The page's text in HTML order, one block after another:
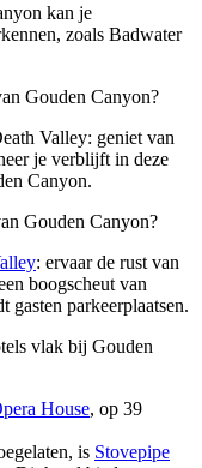
kan je
zoals Badwater
Gouden Canyon?
Valley: geniet van
je verblijft in deze
Canyon.
Gouden Canyon?
: ervaar de rust van
boogscheut van
gasten parkeerplaatsen.
vlak bij Gouden
House, op 39
is Stovepipe